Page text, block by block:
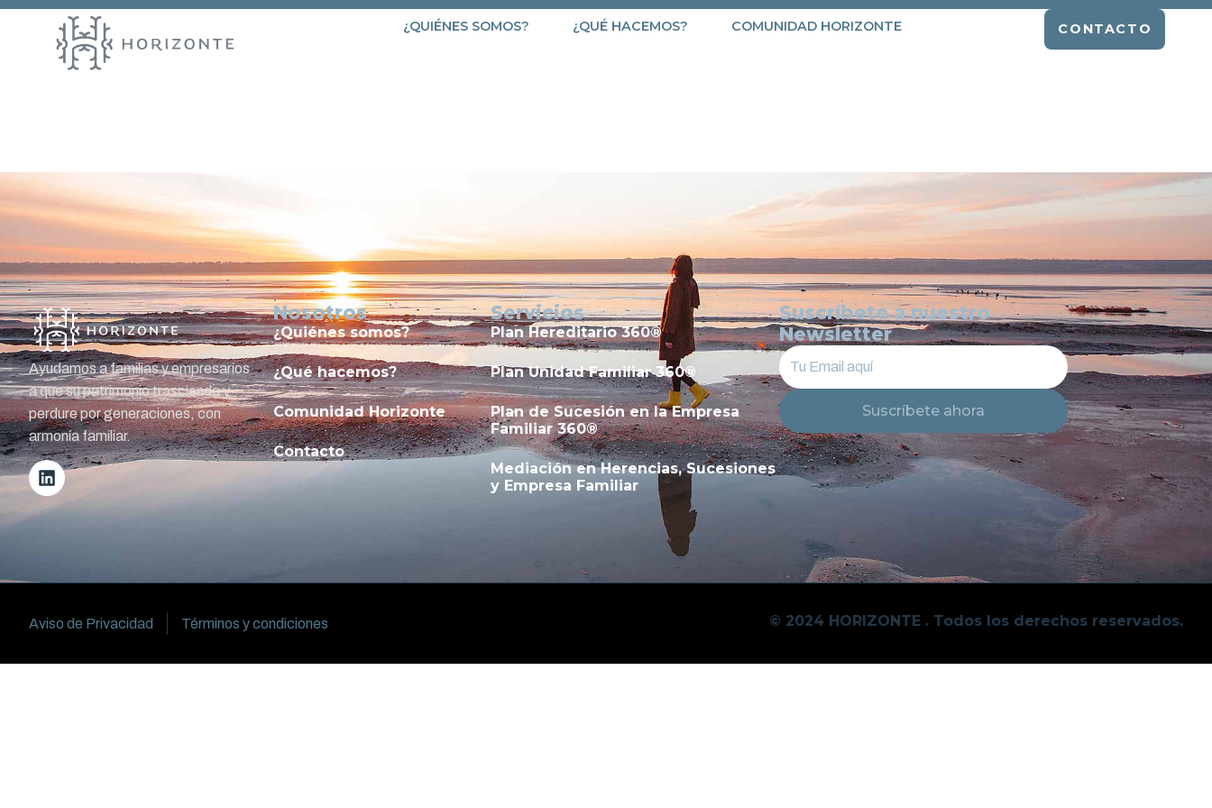
¿QUIÉNES SOMOS? ¿QUÉ HACEMOS? COMUNIDAD HORIZONTE CONTACTO
Ayudamos a familias y empresarios
a que su patrimonio trascienda y
perdure por generaciones, con
armonía familiar.
Nosotros
¿Quiénes somos?
¿Qué hacemos?
Comunidad Horizonte
Contacto
Servicios
Plan Hereditario 360®
Plan Unidad Familiar 360®
Plan de Sucesión en la Empresa
Familiar 360®
Mediación en Herencias, Sucesiones
y Empresa Familiar
Suscríbete a nuestro
Newsletter
Suscríbete ahora
Aviso de Privacidad Términos y condiciones © 2024 HORIZONTE . Todos los derechos reservados.